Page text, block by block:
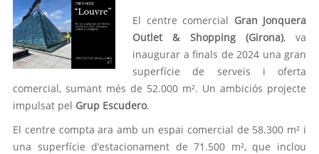
El centre comercial Gran Jonquera
Outlet & Shopping (Girona), va
inaugurar a finals de 2024 una gran
superfície de serveis i oferta
comercial, sumant més de 52.000 m². Un ambiciós projecte
impulsat pel Grup Escudero.
El centre compta ara amb un espai comercial de 58.300 m² i
una superfície d’estacionament de 71.500 m², que inclou